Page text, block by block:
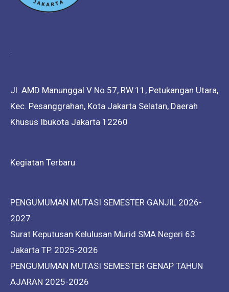
.
Jl. AMD Manunggal V No.57, RW.11, Petukangan Utara,
Kec. Pesanggrahan, Kota Jakarta Selatan, Daerah
Khusus Ibukota Jakarta 12260
Kegiatan Terbaru
PENGUMUMAN MUTASI SEMESTER GANJIL 2026-
2027
Surat Keputusan Kelulusan Murid SMA Negeri 63
Jakarta TP. 2025-2026
PENGUMUMAN MUTASI SEMESTER GENAP TAHUN
AJARAN 2025-2026